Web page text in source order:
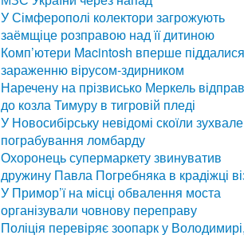
У Сімферополі колектори загрожують
заёмщіце розправою над її дитиною
Комп’ютери Macintosh вперше піддалися
зараженню вірусом-здирником
Наречену на прізвисько Меркель
до козла Тимуру в тигровій пледі
У Новосибірську невідомі скоїли зухвале
пограбування ломбарду
Охоронець супермаркету звинуватив
дружину Павла Погребняка в крадіжці
У Примор’ї на місці обвалення моста
організували човнову переправу
Поліція перевіряє зоопарк у